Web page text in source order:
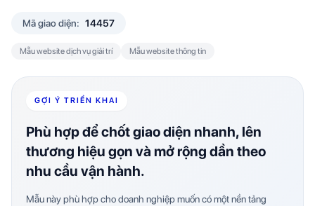
Mã giao diện: 14457
Mẫu website dịch vụ giải trí Mẫu website thông tin
GỢI Ý TRIỂN KHAI
Phù hợp để chốt giao diện nhanh, lên
thương hiệu gọn và mở rộng dần theo
nhu cầu vận hành.
Mẫu này phù hợp cho doanh nghiệp muốn có một nền tảng